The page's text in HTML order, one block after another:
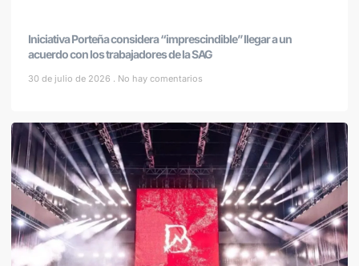
Iniciativa Porteña considera “imprescindible” llegar a un
acuerdo con los trabajadores de la SAG
30 de julio de 2026 No hay comentarios